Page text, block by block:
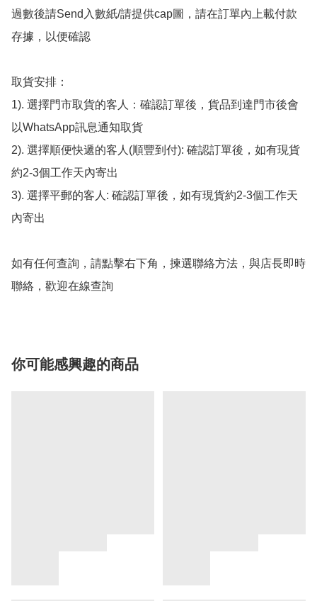
過數後請Send入數紙/請提供cap圖，請在訂單內上載付款
存據，以便確認
取貨安排：
1). 選擇門市取貨的客人：確認訂單後，貨品到達門市後會
以WhatsApp訊息通知取貨
2). 選擇順便快遞的客人(順豐到付): 確認訂單後，如有現貨
約2-3個工作天內寄出
3). 選擇平郵的客人: 確認訂單後，如有現貨約2-3個工作天
內寄出
如有任何查詢，請點擊右下角，揀選聯絡方法，與店長即時
聯絡，歡迎在線查詢
你可能感興趣的商品